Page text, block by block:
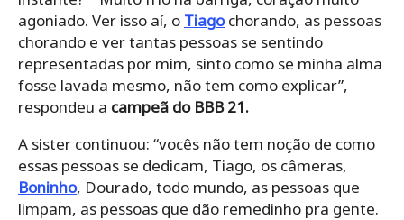
agoniado. Ver isso aí, o Tiagochorando, as pessoas
chorando e ver tantas pessoas se sentindo
representadas por mim, sinto como se minha alma
fosse lavada mesmo, não tem como explicar”,
respondeu a campeã do BBB 21.
A sister continuou: “vocês não tem noção de como
essas pessoas se dedicam, Tiago, os câmeras,
Boninho, Dourado, todo mundo, as pessoas que
limpam, as pessoas que dão remedinho pra gente.